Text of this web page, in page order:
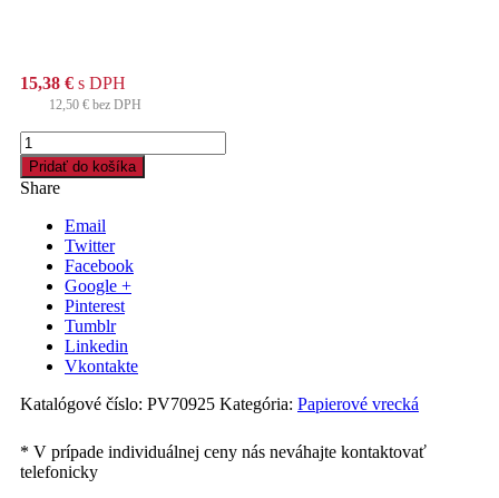
15,38 € s DPH
12,50 € bez DPH
množstvo
Papierové
vrecko
15+7
35cm,
2,5kg
/500ks/
hnedé
Pridať do košíka
Share
Email
Twitter
Facebook
Google +
Pinterest
Tumblr
Linkedin
Vkontakte
Katalógové číslo: PV70925 Kategória: Papierové vrecká